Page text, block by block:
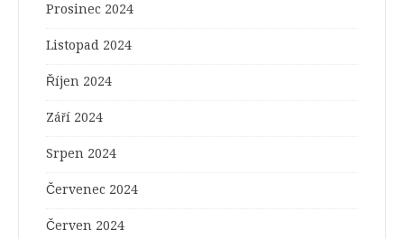
Prosinec 2024
Listopad 2024
Říjen 2024
Září 2024
Srpen 2024
Červenec 2024
Červen 2024